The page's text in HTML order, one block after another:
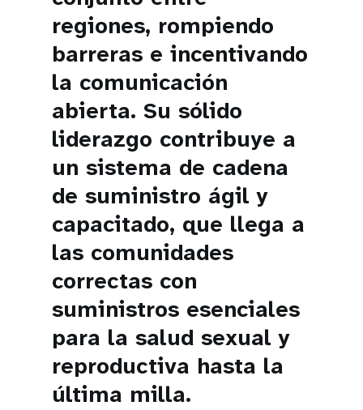
regiones, rompiendo
barreras e incentivando
la comunicación
abierta. Su sólido
liderazgo contribuye a
un sistema de cadena
de suministro ágil y
capacitado, que llega a
las comunidades
correctas con
suministros esenciales
para la salud sexual y
reproductiva hasta la
última milla.